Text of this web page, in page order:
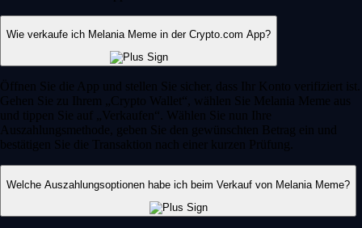
Wie verkaufe ich Melania Meme in der Crypto.com App?
Öffnen Sie die App und stellen Sie sicher, dass Ihr Konto verifiziert ist.
Gehen Sie zu Ihrem „Crypto Wallet“, wählen Sie Melania Meme aus
und tippen Sie auf „Verkaufen“. Wählen Sie nun Ihre
Auszahlungsmethode, geben Sie den gewünschten Betrag ein und
bestätigen Sie die Transaktion nach einer kurzen Prüfung.
Welche Auszahlungsoptionen habe ich beim Verkauf von Melania Meme?